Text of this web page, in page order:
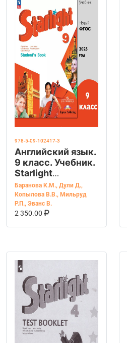
978-5-09-102417-3
Английский язык.
9 класс. Учебник.
Starlight
(Звездный
английский).
Баранова К.М.
Баранова К.М., Дули Д.,
Копылова В.В., Мильруд
Р.П., Эванс В.
2 350.00
В КОРЗИНУ